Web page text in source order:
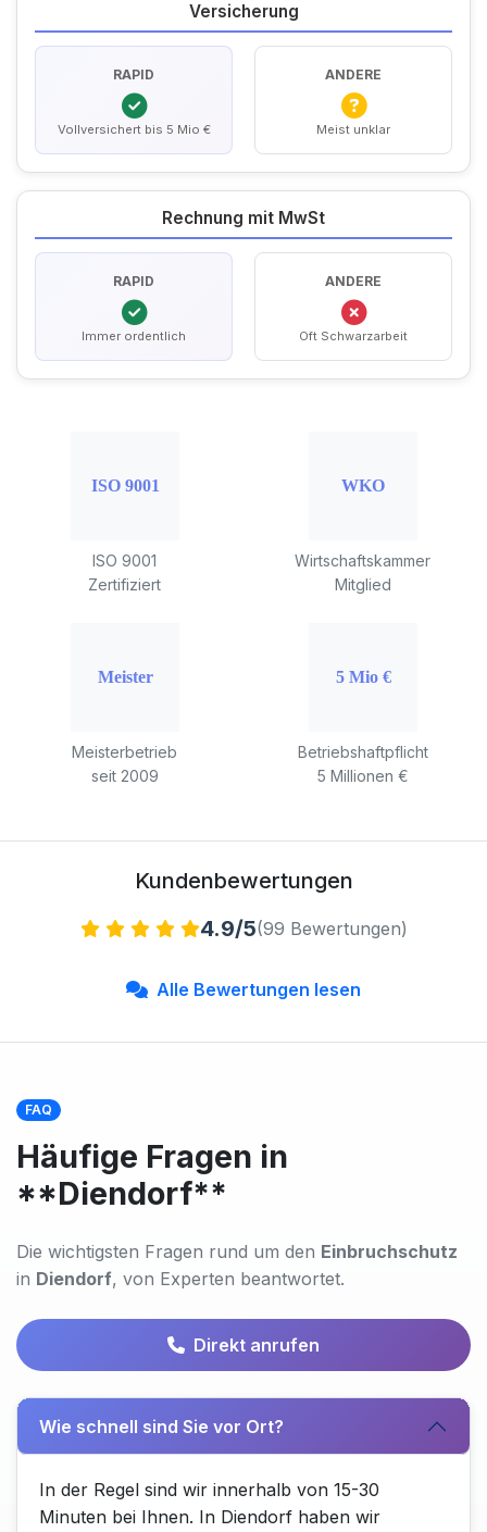
Versicherung
RAPID
Vollversichert bis 5 Mio €
ANDERE
Meist unklar
Rechnung mit MwSt
RAPID
Immer ordentlich
ANDERE
Oft Schwarzarbeit
ISO 9001
Zertifiziert
Wirtschaftskammer
Mitglied
Meisterbetrieb
seit 2009
Betriebshaftpflicht
5 Millionen €
Kundenbewertungen
4.9/5(99 Bewertungen)
Alle Bewertungen lesen
FAQ
Häufige Fragen in
**Diendorf**
Die wichtigsten Fragen rund um den Einbruchschutz
in Diendorf, von Experten beantwortet.
Direkt anrufen
Wie schnell sind Sie vor Ort?
In der Regel sind wir innerhalb von 15-30
Minuten bei Ihnen. In Diendorf haben wir